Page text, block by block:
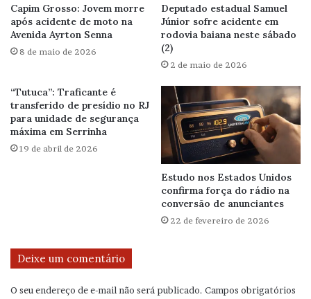
Capim Grosso: Jovem morre
após acidente de moto na
Avenida Ayrton Senna
8 de maio de 2026
Deputado estadual Samuel
Júnior sofre acidente em
rodovia baiana neste sábado
(2)
2 de maio de 2026
“Tutuca”: Traficante é
transferido de presídio no RJ
para unidade de segurança
máxima em Serrinha
19 de abril de 2026
Estudo nos Estados Unidos
confirma força do rádio na
conversão de anunciantes
22 de fevereiro de 2026
Deixe um comentário
O seu endereço de e-mail não será publicado. Campos obrigatórios